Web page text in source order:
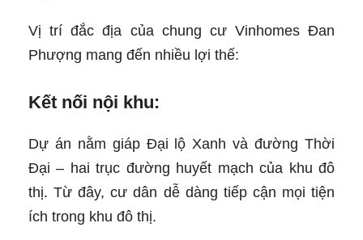
Vị trí đắc địa của chung cư Vinhomes Đan
Phượng mang đến nhiều lợi thế:
Kết nối nội khu:
Dự án nằm giáp Đại lộ Xanh và đường Thời
Đại – hai trục đường huyết mạch của khu đô
thị. Từ đây, cư dân dễ dàng tiếp cận mọi tiện
ích trong khu đô thị.